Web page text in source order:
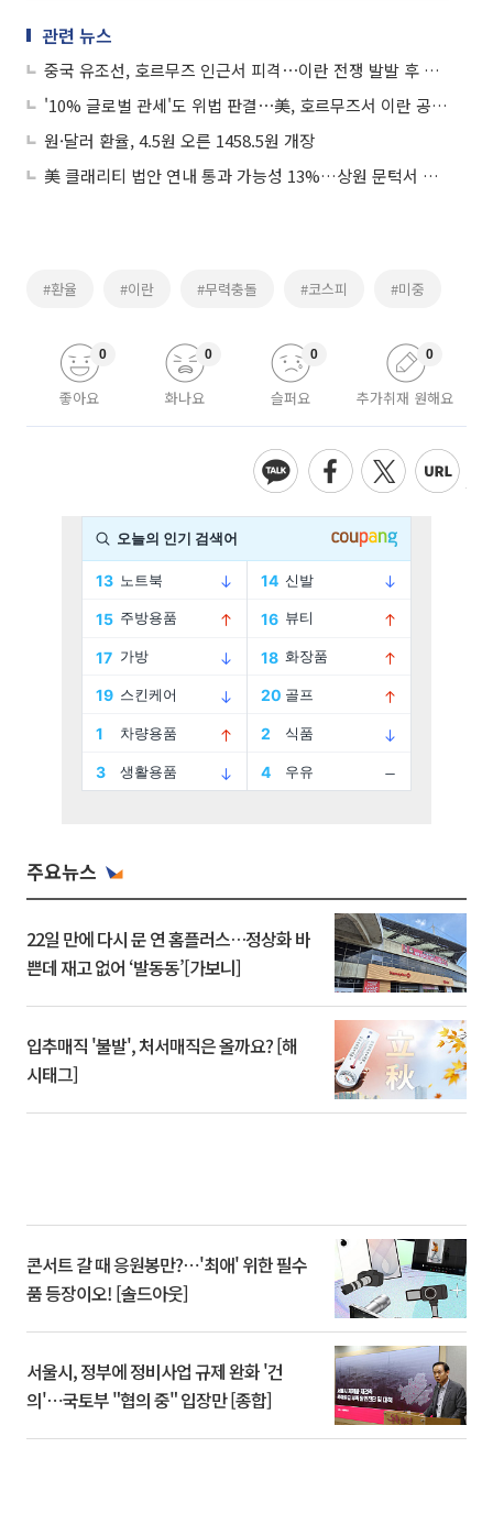
관련 뉴스
중국 유조선, 호르무즈 인근서 피격⋯이란 전쟁 발발 후 처음
'10% 글로벌 관세'도 위법 판결⋯美, 호르무즈서 이란 공습 外
원·달러 환율, 4.5원 오른 1458.5원 개장
美 클래리티 법안 연내 통과 가능성 13%…상원 문턱서 제동
#환율 #이란 #무력충돌 #코스피 #미중
좋아요
0
화나요
0
슬퍼요
0
추가취재 원해요
0
주요뉴스
22일 만에 다시 문 연 홈플러스…정상화 바
쁜데 재고 없어 ‘발동동’[가보니]
입추매직 '불발', 처서매직은 올까요? [해
시태그]
콘서트 갈 때 응원봉만?⋯'최애' 위한 필수
품 등장이오! [솔드아웃]
서울시, 정부에 정비사업 규제 완화 '건
의'⋯국토부 "협의 중" 입장만 [종합]